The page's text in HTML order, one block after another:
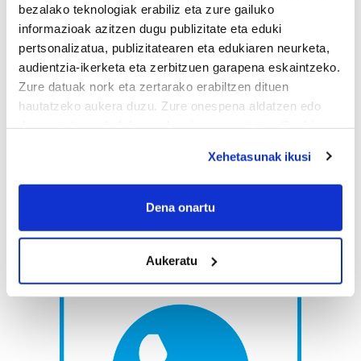
bezalako teknologiak erabiliz eta zure gailuko
informazioak azitzen dugu publizitate eta eduki
pertsonalizatua, publizitatearen eta edukiaren neurketa,
audientzia-ikerketa eta zerbitzuen garapena eskaintzeko.
Zure datuak nork eta zertarako erabiltzen dituen
hautatzeko aukera duzu. Zure onespena aldatzen edo
If you allow, we would also like to:
Collect information about your geographical
meters
Identify your device by actively scanning it for
specific characteristics (fingerprinting)
Find out more about how your personal data is processed
and set your preferences in the
details section
Xehetasunak ikusi
Dena onartu
Aukeratu